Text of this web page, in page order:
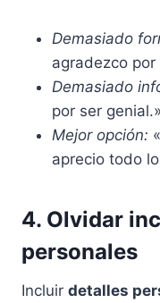
Demasiado
agradezco
Demasiado
por ser genial.»
Mejor opción:
aprecio todo
4. Olvidar
personales
Incluir detalles